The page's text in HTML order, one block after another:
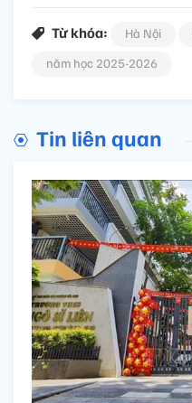
Từ khóa: Hà Nội
năm học 2025-2026
Tin liên quan